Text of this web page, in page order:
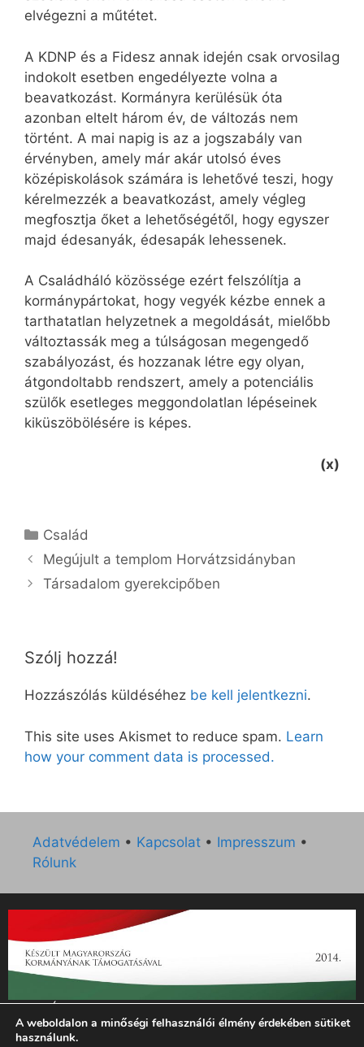
elvégezni a műtétet.
A KDNP és a Fidesz annak idején csak orvosilag
indokolt esetben engedélyezte volna a
beavatkozást. Kormányra kerülésük óta
azonban eltelt három év, de változás nem
történt. A mai napig is az a jogszabály van
érvényben, amely már akár utolsó éves
középiskolások számára is lehetővé teszi, hogy
kérelmezzék a beavatkozást, amely végleg
megfosztja őket a lehetőségétől, hogy egyszer
majd édesanyák, édesapák lehessenek.
A Családháló közössége ezért felszólítja a
kormánypártokat, hogy vegyék kézbe ennek a
tarthatatlan helyzetnek a megoldását, mielőbb
változtassák meg a túlságosan megengedő
szabályozást, és hozzanak létre egy olyan,
átgondoltabb rendszert, amely a potenciális
szülők esetleges meggondolatlan lépéseinek
kiküszöbölésére is képes.
(x)
Kategória
Család
Megújult a templom Horvátzsidányban
Társadalom gyerekcipőben
Szólj hozzá!
Hozzászólás küldéséhez be kell jelentkezni.
This site uses Akismet to reduce spam. Learn
how your comment data is processed.
Adatvédelem • Kapcsolat • Impresszum •
Rólunk
„Az Új Ember katolikus hetilap 2014. évi működésének
támogatását az EGYH-KCP-14-P-0121 sz. támogatási
A weboldalon a minőségi felhasználói élmény érdekében sütiket
használunk.